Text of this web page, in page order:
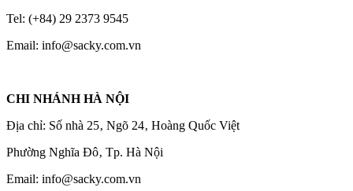
Tel: (+84) 29 2373 9545
Email: info@sacky.com.vn
CHI NHÁNH HÀ NỘI
Địa chỉ: Số nhà 25‚ Ngõ 24‚ Hoàng Quốc Việt
Phường Nghĩa Đô‚ Tp. Hà Nội
Email: info@sacky.com.vn